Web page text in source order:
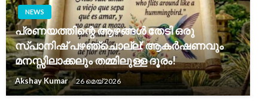
NEWS
പ്രണയത്തിന്റെ ആഴങ്ങൾ തേടി ഒരു
സ്പാനിഷ് പഴഞ്ചൊല്ല്; ആകർഷണവും
മനസ്സിലാക്കലും തമ്മിലുള്ള ദൂരം!
Akshay Kumar 26 മെയ്‌ 2026